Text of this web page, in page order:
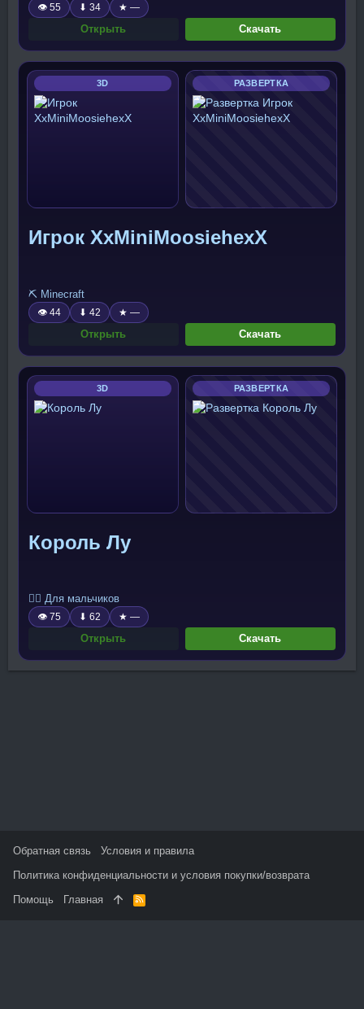
👁 55 ⬇ 34 ★ —
Открыть Скачать
3D РАЗВЕРТКА
Игрок XxMiniMoosiehexX
⛏️ Minecraft
👁 44 ⬇ 42 ★ —
Открыть Скачать
3D РАЗВЕРТКА
Король Лу
🧍‍♂️ Для мальчиков
👁 75 ⬇ 62 ★ —
Открыть Скачать
Обратная связь
Условия и правила
Политика конфиденциальности и условия покупки/возврата
Помощь
Главная
R